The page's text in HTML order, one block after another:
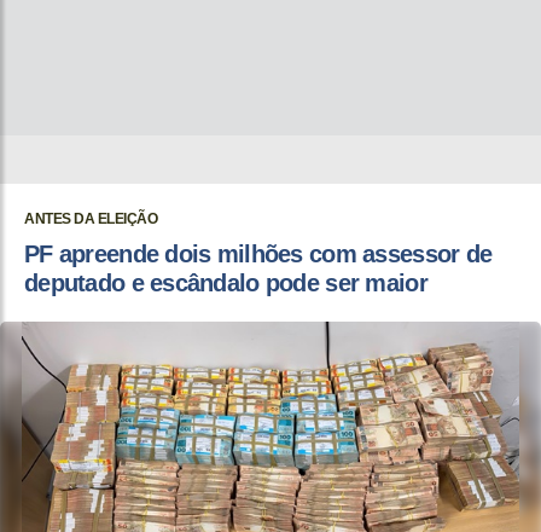
ANTES DA ELEIÇÃO
PF apreende dois milhões com assessor de
deputado e escândalo pode ser maior